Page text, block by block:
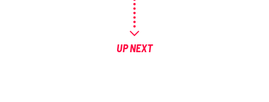
UP NEXT